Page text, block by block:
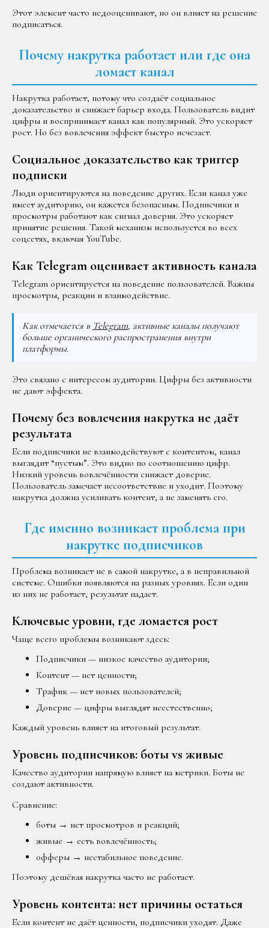
Этот элемент часто недооценивают, но он влияет на решение
подписаться.
Почему накрутка работает или где она
ломает канал
Накрутка работает, потому что создаёт социальное
доказательство и снижает барьер входа. Пользователь видит
цифры и воспринимает канал как популярный. Это ускоряет
рост. Но без вовлечения эффект быстро исчезает.
Социальное доказательство как триггер
подписки
Люди ориентируются на поведение других. Если канал уже
имеет аудиторию, он кажется безопасным. Подписчики и
просмотры работают как сигнал доверия. Это ускоряет
принятие решения. Такой механизм используется во всех
соцсетях, включая YouTube.
Как Telegram оценивает активность канала
Telegram ориентируется на поведение пользователей. Важны
просмотры, реакции и взаимодействие.
Как отмечается в Telegram, активные каналы получают
больше органического распространения внутри
платформы.
Это связано с интересом аудитории. Цифры без активности
не дают эффекта.
Почему без вовлечения накрутка не даёт
результата
Если подписчики не взаимодействуют с контентом, канал
выглядит “пустым”. Это видно по соотношению цифр.
Низкий уровень вовлечённости снижает доверие.
Пользователь замечает несоответствие и уходит. Поэтому
накрутка должна усиливать контент, а не заменять его.
Где именно возникает проблема при
накрутке подписчиков
Проблема возникает не в самой накрутке, а в неправильной
системе. Ошибки появляются на разных уровнях. Если один
из них не работает, результат падает.
Ключевые уровни, где ломается рост
Чаще всего проблемы возникают здесь:
Подписчики — низкое качество аудитории;
Контент — нет ценности;
Трафик — нет новых пользователей;
Доверие — цифры выглядят неестественно;
Каждый уровень влияет на итоговый результат.
Уровень подписчиков: боты vs живые
Качество аудитории напрямую влияет на метрики. Боты не
создают активности.
Сравнение:
боты → нет просмотров и реакций;
живые → есть вовлечённость;
офферы → нестабильное поведение.
Поэтому дешёвая накрутка часто не работает.
Уровень контента: нет причины остаться
Если контент не даёт ценности, подписчики уходят. Даже